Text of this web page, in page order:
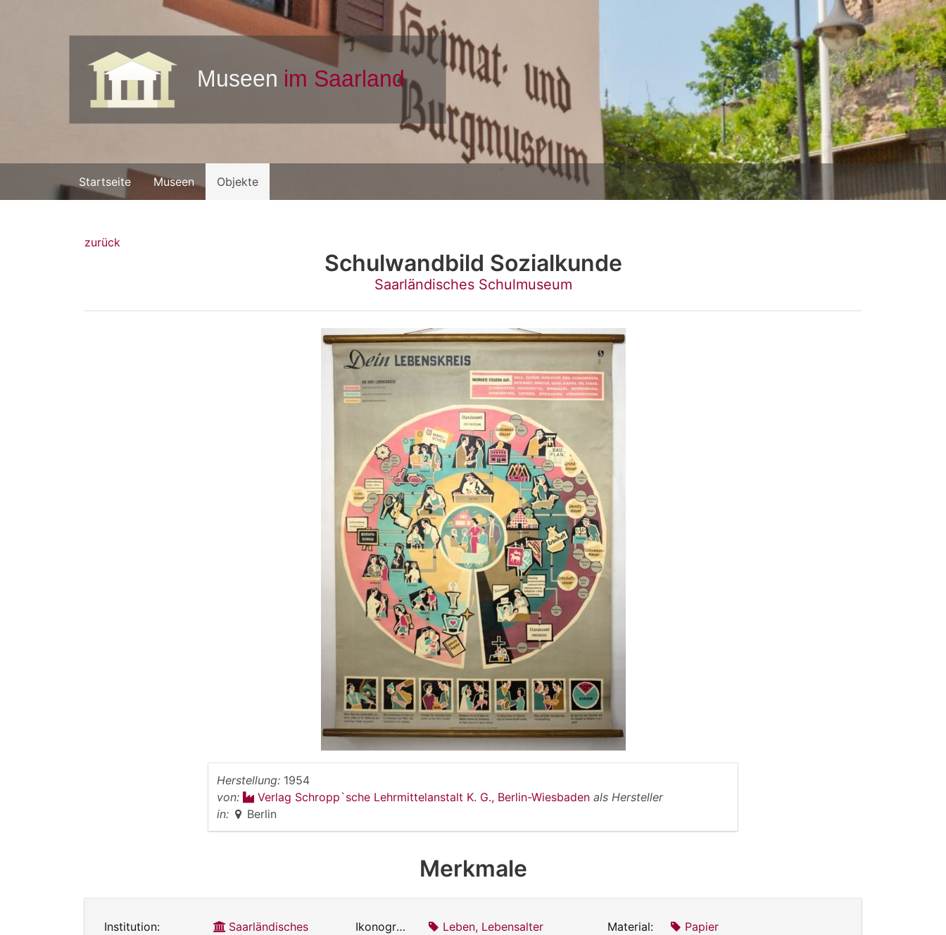
Startseite Museen Objekte
zurück
Schulwandbild Sozialkunde
Saarländisches Schulmuseum
Herstellung: 1954
von:
Verlag Schropp`sche Lehrmittelanstalt K. G., Berlin-Wiesbaden als Hersteller
in:
Berlin
Merkmale
Institution:
Saarländisches
Ikonografie: Leben, Lebensalter Material:
Papier